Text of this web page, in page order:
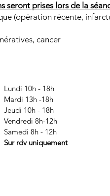
seront prises lors de la
(opération récente,
cancer
Lundi 10h - 18h
Mardi 13h -18h
Jeudi 10h - 18h
Vendredi 8h-12h
Samedi 8h - 12h
Sur rdv uniquement